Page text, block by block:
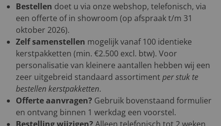
Bestellen doet u via onze webshop, telefonisch, via
een offerte of in showroom (op afspraak t/m 31
oktober 2026).
Zelf samenstellen mogelijk vanaf 100 identieke
kerstpakketten (min. €2.500 excl. btw). Voor
personalisatie van kleinere aantallen hebben wij een
zeer uitgebreid standaard assortimentper stuk te
bestellen kerstpakketten.
Offerte aanvragen? Gebruik bovenstaand formulier
en ontvang binnen 1 werkdag een voorstel.